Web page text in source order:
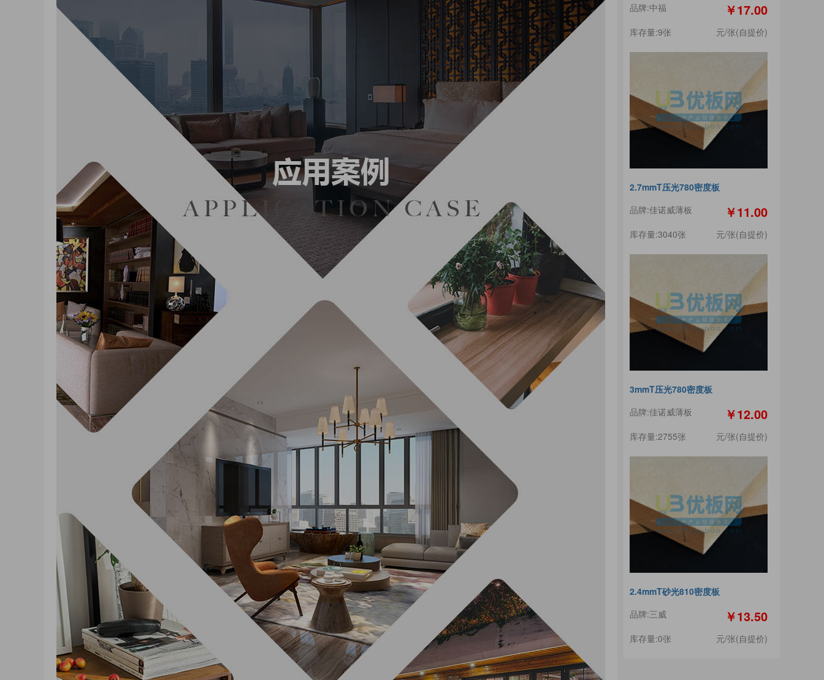
品牌:中福
￥17.00
库存量:9张 元/张(自提价)
2.7mmT压光780密度板
品牌:佳诺威薄板
￥11.00
库存量:3040张 元/张(自提价)
3mmT压光780密度板
品牌:佳诺威薄板
￥12.00
库存量:2755张 元/张(自提价)
2.4mmT砂光810密度板
品牌:三威
￥13.50
库存量:0张 元/张(自提价)